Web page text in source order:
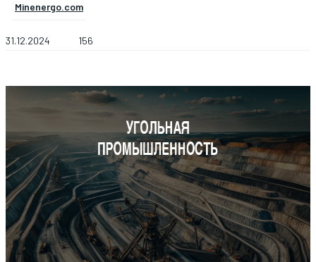
Minenergo.com
31.12.2024 156